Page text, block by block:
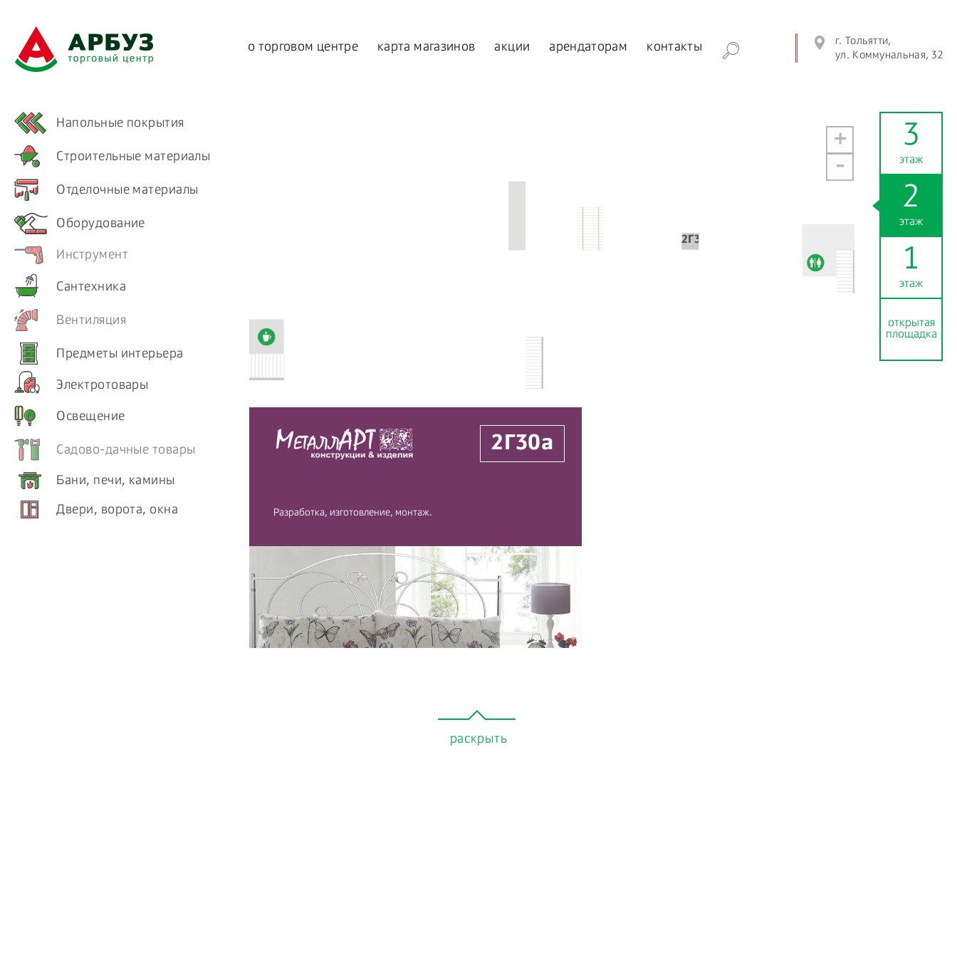
г. Тольятти,
ул. Коммунальная, 32
о торговом центре карта магазинов акции арендаторам контакты
Напольные покрытия
Строительные материалы
Отделочные материалы
Оборудование
Инструмент
Сантехника
Вентиляция
Предметы интерьера
Электротовары
Освещение
Садово-дачные товары
Бани, печи, камины
Двери, ворота, окна
3
этаж
2
этаж
1
этаж
открытая
площадка
+
-
2Г30а
2Г30а
Разработка, изготовление, монтаж.
раскрыть